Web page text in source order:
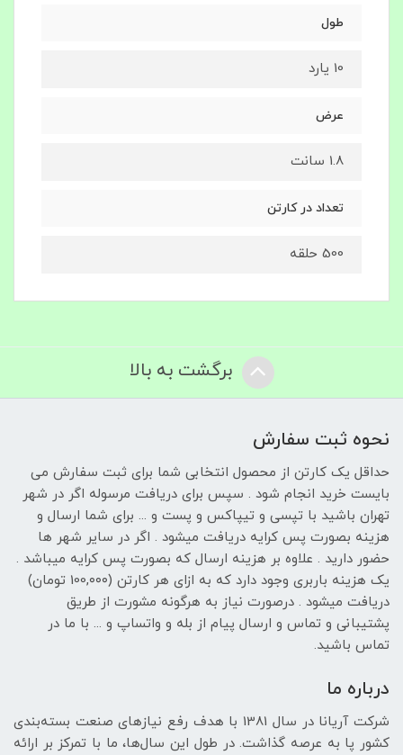
طول
10 یارد
عرض
1.8 سانت
تعداد در کارتن
500 حلقه
برگشت به بالا
نحوه ثبت سفارش
حداقل یک کارتن از محصول انتخابی شما برای ثبت سفارش می
بایست خرید انجام شود . سپس برای دریافت مرسوله اگر در شهر
تهران باشید با تپسی و تیپاکس و پست و ... برای شما ارسال و
هزینه بصورت پس کرایه دریافت میشود . اگر در سایر شهر ها
حضور دارید . علاوه بر هزینه ارسال که بصورت پس کرایه میباشد .
یک هزینه باربری وجود دارد که به ازای هر کارتن (100,۰۰۰ تومان)
دریافت میشود . درصورت نیاز به هرگونه مشورت از طریق
پشتیبانی و تماس و ارسال پیام از بله و واتساپ و ... با ما در
تماس باشید.
درباره ما
شرکت آریانا در سال 1381 با هدف رفع نیازهای صنعت بسته‌بندی
کشور پا به عرصه گذاشت. در طول این سال‌ها، ما با تمرکز بر ارائه